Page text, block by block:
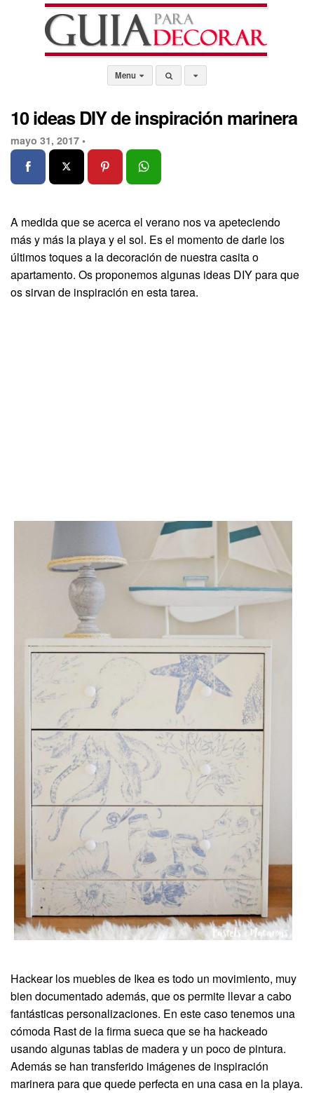
Menu
10 ideas DIY de inspiración marinera
mayo 31, 2017 •
A medida que se acerca el verano nos va apeteciendo
más y más la playa y el sol. Es el momento de darle los
últimos toques a la decoración de nuestra casita o
apartamento. Os proponemos algunas ideas DIY para que
os sirvan de inspiración en esta tarea.
Hackear los muebles de Ikea es todo un movimiento, muy
bien documentado además, que os permite llevar a cabo
fantásticas personalizaciones. En este caso tenemos una
cómoda Rast de la firma sueca que se ha hackeado
usando algunas tablas de madera y un poco de pintura.
Además se han transferido imágenes de inspiración
marinera para que quede perfecta en una casa en la playa.